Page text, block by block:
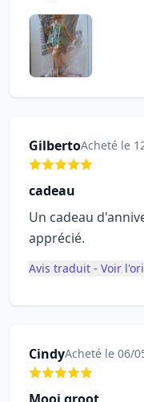
GilbertoAcheté le
cadeau
Un cadeau
apprécié.
Avis traduit - Voir
CindyAcheté le 06/